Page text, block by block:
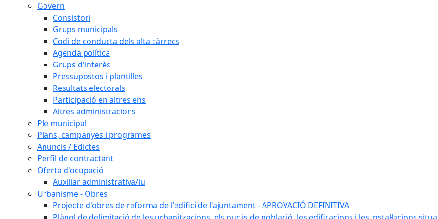
Govern
Consistori
Grups municipals
Codi de conducta dels alta càrrecs
Agenda política
Grups d'interès
Pressupostos i plantilles
Resultats electorals
Participació en altres ens
Altres administracions
Ple municipal
Plans, campanyes i programes
Anuncis / Edictes
Perfil de contractant
Oferta d'ocupació
Auxiliar administrativa/iu
Urbanisme - Obres
Projecte d'obres de reforma de l'edifici de l'ajuntament - APROVACIÓ DEFINITIVA